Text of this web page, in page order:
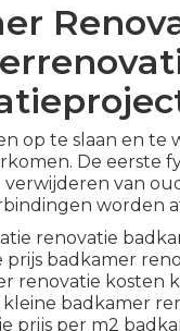
op te slaan en te
De eerste
van
worden